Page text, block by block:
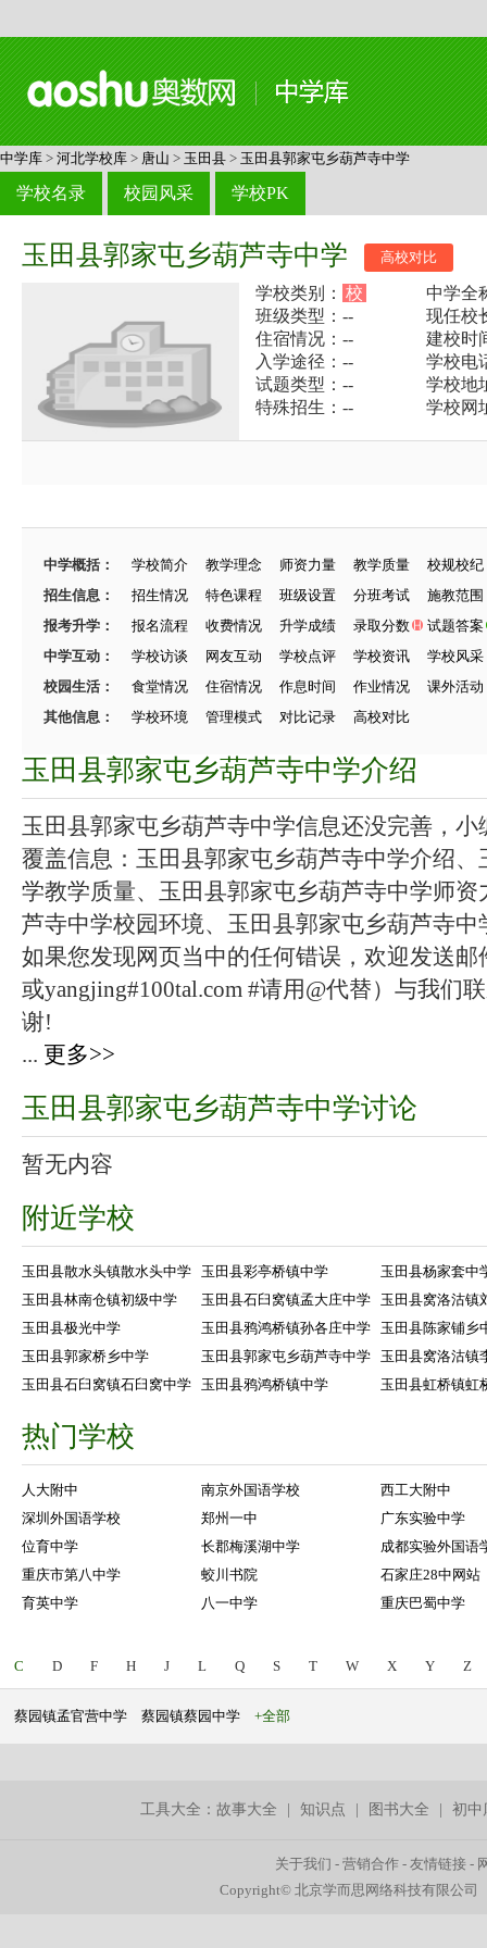
中学库 > 河北学校库 > 唐山 > 玉田县 > 玉田县郭家屯乡葫芦寺中学
学校名录 校园风采 学校PK
玉田县郭家屯乡葫芦寺中学 高校对比
学校类别： 校
中学全
班级类型：--
现任校
住宿情况：--
建校时
入学途径：--
学校电
试题类型：--
学校地
特殊招生：--
学校网
中学概括： 学校简介 教学理念 师资力量 教学质量
校规校纪
招生信息：
招生情况 特色课程 班级设置 分班考试
施教范围
报考升学：
报名流程 收费情况 升学成绩 录取分数
试题答案
中学互动：
学校访谈 网友互动 学校点评 学校资讯
学校风采
校园生活：
食堂情况 住宿情况 作息时间 作业情况
课外活动
其他信息：
学校环境 管理模式 对比记录 高校对比
玉田县郭家屯乡葫芦寺中学介绍
玉田县郭家屯乡葫芦寺中学信息还没完善，小
覆盖信息：玉田县郭家屯乡葫芦寺中学介绍
学教学质量、玉田县郭家屯乡葫芦寺中学师
芦寺中学校园环境、玉田县郭家屯乡葫芦寺中
如果您发现网页当中的任何错误，欢迎发送邮
或yangjing#100tal.com #请用@代替）与我们
谢!
... 更多>>
玉田县郭家屯乡葫芦寺中学讨论
暂无内容
附近学校
玉田县散水头镇散水头中学 玉田县彩亭桥镇中学
玉田县杨家套中
玉田县林南仓镇初级中学
玉田县石臼窝镇孟大庄中学
玉田县窝洛沽镇
玉田县极光中学
玉田县鸦鸿桥镇孙各庄中学
玉田县陈家铺乡
玉田县郭家桥乡中学
玉田县郭家屯乡葫芦寺中学
玉田县窝洛沽镇
玉田县石臼窝镇石臼窝中学
玉田县鸦鸿桥镇中学 玉田县虹桥镇虹
热门学校
人大附中 南京外国语学校
西工大附中
深圳外国语学校
郑州一中
广东实验中学
位育中学
长郡梅溪湖中学
成都实验外国语
重庆市第八中学
蛟川书院
石家庄28中网站
育英中学
八一中学 重庆巴蜀中学
C D F H J L Q S T W X Y Z
蔡园镇孟官营中学 蔡园镇蔡园中学 +全部
工具大全：故事大全 |知识点 图书大全 |初中
关于我们 -营销合作 -友情链接 -
Copyright© 北京学而思网络科技有限公司